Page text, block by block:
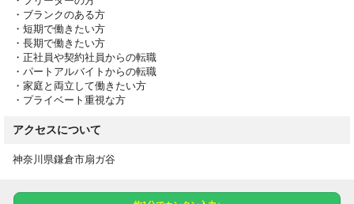
・ブランクのある方
・短期で働きたい方
・長期で働きたい方
・正社員や契約社員からの転職
・パートアルバイトからの転職
・家庭と両立して働きたい方
・プライベート重視な方
アクセスについて
神奈川県鎌倉市扇ガ谷